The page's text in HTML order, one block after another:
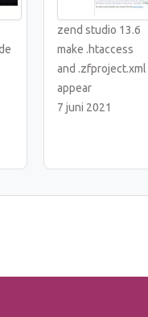
zend studio 13.6
make .htaccess
and .zfproject.xml
appear
7 juni 2021